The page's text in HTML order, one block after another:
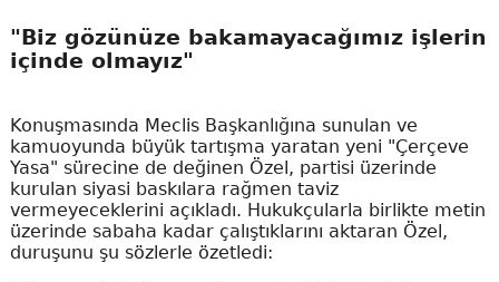
"Biz gözünüze bakamayacağımız işlerin
içinde olmayız"
Konuşmasında Meclis Başkanlığına sunulan ve
kamuoyunda büyük tartışma yaratan yeni "Çerçeve
Yasa" sürecine de değinen Özel, partisi üzerinde
kurulan siyasi baskılara rağmen taviz
vermeyeceklerini açıkladı. Hukukçularla birlikte metin
üzerinde sabaha kadar çalıştıklarını aktaran Özel,
duruşunu şu sözlerle özetledi: